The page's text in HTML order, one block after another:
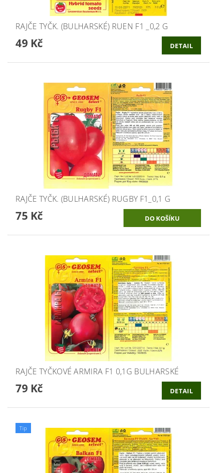
RAJČE TYČK. (BULHARSKÉ) RUEN F1 _0,2 G
49 Kč DETAIL
RAJČE TYČK. (BULHARSKÉ) RUGBY F1_0,1 G
75 Kč
RAJČE TYČKOVÉ ARMIRA F1 0,1G BULHARSKÉ
79 Kč DETAIL
Tip